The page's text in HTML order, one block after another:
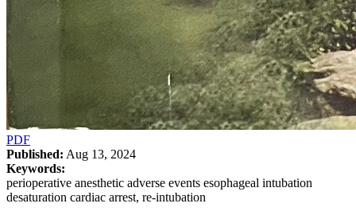
PDF
Published: Aug 13, 2024
Keywords:
perioperative anesthetic adverse events esophageal intubation
desaturation cardiac arrest, re-intubation